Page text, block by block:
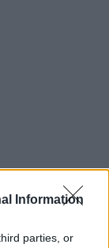
Information
parties, or